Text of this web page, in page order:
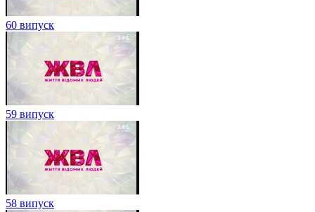
60 випуск
59 випуск
58 випуск